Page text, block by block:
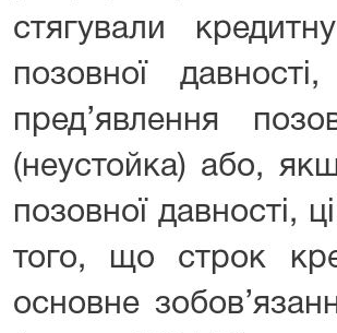
стягували
позовної
пред’явлення
(неустойка) або,
позовної давності,
того, що строк
основне